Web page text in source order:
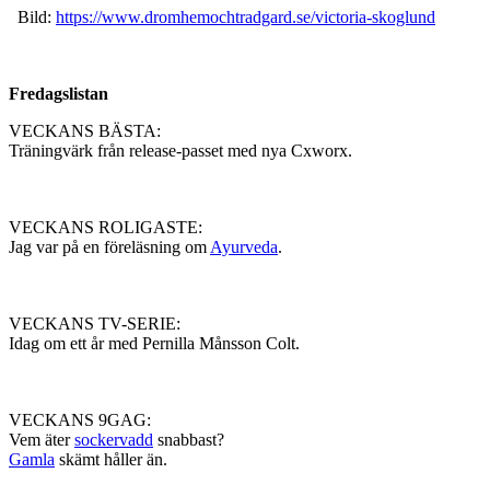
Bild: https://www.dromhemochtradgard.se/victoria-skoglund
Fredagslistan
VECKANS BÄSTA:
Träningvärk från release-passet med nya Cxworx.
VECKANS ROLIGASTE:
Jag var på en föreläsning om Ayurveda.
VECKANS TV-SERIE:
Idag om ett år med Pernilla Månsson Colt.
VECKANS 9GAG:
Vem ätersockervadd snabbast?
Gamla skämt håller än.